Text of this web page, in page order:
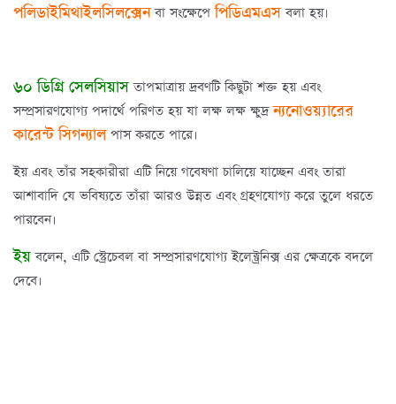
পলিডাইমিথাইলসিলক্সেনবা সংক্ষেপেপিডিএমএসবলা হয়।
৬০ ডিগ্রি সেলসিয়াসতাপমাত্রায় দ্রবণটি কিছুটা শক্ত হয় এবং
সম্প্রসারণযোগ্য পদার্থে পরিণত হয় যা লক্ষ লক্ষ ক্ষুদ্রন্যনোওয়্যারের
কারেন্ট সিগন্যালপাস করতে পারে।
ইয় এবং তাঁর সহকারীরা এটি নিয়ে গবেষণা চালিয়ে যাচ্ছেন এবং তারা
আশাবাদি যে ভবিষ্যতে তাঁরা আরও উন্নত এবং গ্রহণযোগ্য করে তুলে ধরতে
পারবেন।
ইয়বলেন, এটি স্ট্রেচেবল বা সম্প্রসারণযোগ্য ইলেক্ট্রনিক্স এর ক্ষেত্রকে বদলে
দেবে।